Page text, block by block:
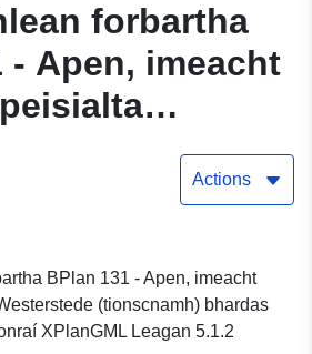
forbartha
- Apen, imeacht
(tionscnamh)
Actions
BPlan 131 - Apen, imeacht
(tionscnamh) bhardas
XPlanGML Leagan 5.1.2